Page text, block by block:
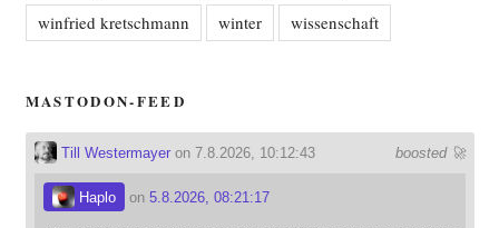
winfried kretschmann
winter wissenschaft
MASTODON-FEED
boosted 🚀
Till Westermayeron 7.8.2026, 10:12:43
Haplo on 5.8.2026, 08:21:17